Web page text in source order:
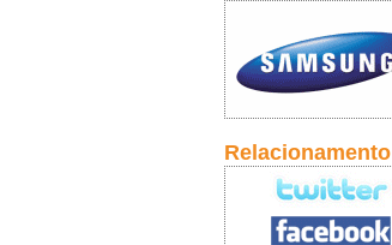
Relacionamento